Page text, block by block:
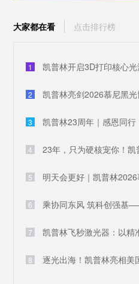
大家都在看 点击排行榜
1 凯普林开启3D打印核心
2
3 凯普林23周年｜感恩同行
4
5 明天会更好｜凯普林
6
7 凯普林飞秒激光器：以
8